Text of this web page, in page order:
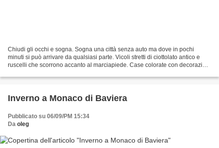
Chiudi gli occhi e sogna. Sogna una città senza auto ma dove in pochi
minuti si può arrivare da qualsiasi parte. Vicoli stretti di ciottolato antico e
ruscelli che scorrono accanto al marciapiede. Case colorate con decorazioni
Inverno a Monaco di Baviera
Pubblicato su 06/09/PM 15:34
Da oleg